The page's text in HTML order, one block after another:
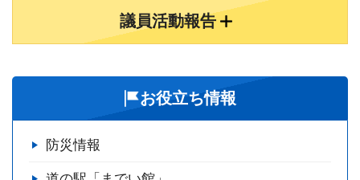
議員活動報告
お役立ち情報
防災情報